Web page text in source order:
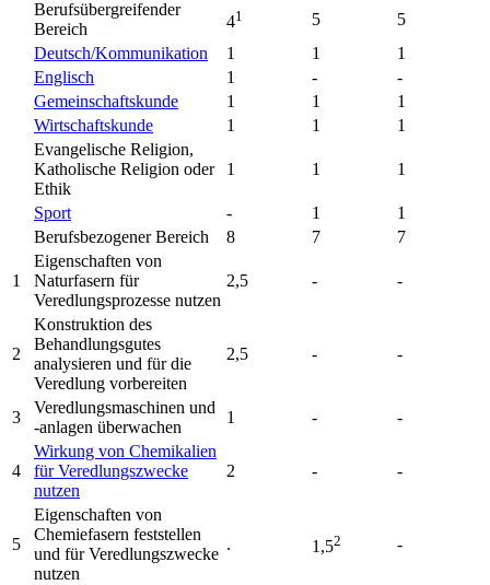
Berufsübergreifender
Bereich
41 5
5
Deutsch/Kommunikation
1 1
1
Englisch
1 -
-
Gemeinschaftskunde
1 1
1
Wirtschaftskunde
1 1
1
Evangelische Religion,
Katholische Religion oder
Ethik
1 1 1
Sport - 1
1
Berufsbezogener Bereich
8 7 7
1
Eigenschaften von
Naturfasern für
Veredlungsprozesse nutzen
2,5 - -
2
Konstruktion des
Behandlungsgutes
analysieren und für die
Veredlung vorbereiten
2,5 - -
3
Veredlungsmaschinen und
-anlagen überwachen
1 - -
4
Wirkung von Chemikalien
für Veredlungszwecke
nutzen
2 - -
5
Eigenschaften von
Chemiefasern feststellen
und für Veredlungszwecke
nutzen
. 1,52 -